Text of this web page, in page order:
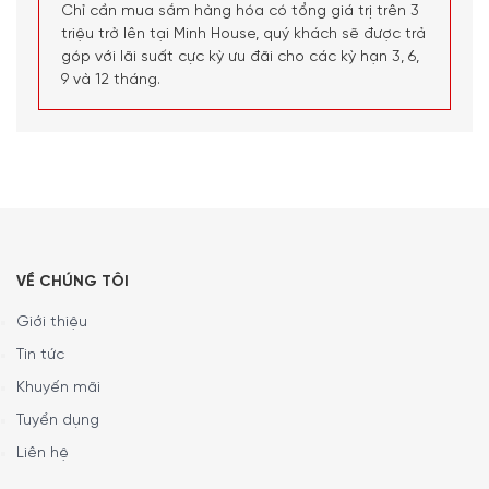
Ứng dụng của Hộp Đựng Sữa Riess Country
Chỉ cần mua sắm hàng hóa có tổng giá trị trên 3
triệu trở lên tại Minh House, quý khách sẽ được trả
góp với lãi suất cực kỳ ưu đãi cho các kỳ hạn 3, 6,
9 và 12 tháng.
VỀ CHÚNG TÔI
Giới thiệu
Tin tức
Khuyến mãi
Tuyển dụng
Liên hệ